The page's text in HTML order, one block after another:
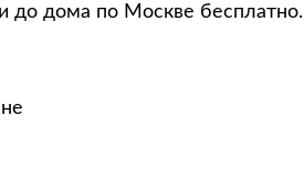
до дома по Москве бесплатно.